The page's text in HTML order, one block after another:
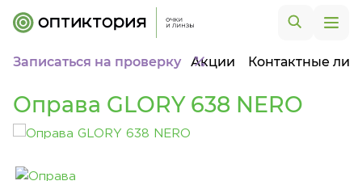
Записаться на проверку Акции Контактные
Оправа GLORY 638 NERO